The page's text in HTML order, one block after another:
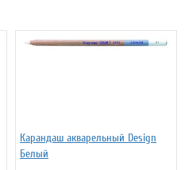
Карандаш акварельный Design
Белый